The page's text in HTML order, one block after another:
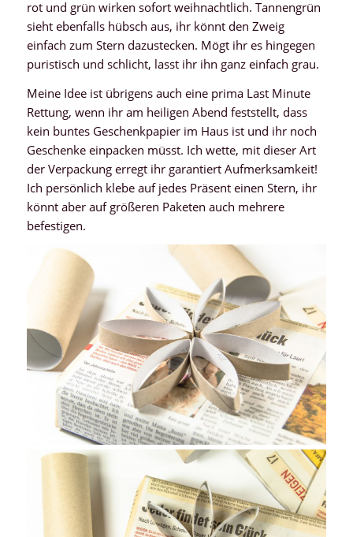
rot und grün wirken sofort weihnachtlich. Tannengrün
sieht ebenfalls hübsch aus, ihr könnt den Zweig
einfach zum Stern dazustecken. Mögt ihr es hingegen
puristisch und schlicht, lasst ihr ihn ganz einfach grau.
Meine Idee ist übrigens auch eine prima Last Minute
Rettung, wenn ihr am heiligen Abend feststellt, dass
kein buntes Geschenkpapier im Haus ist und ihr noch
Geschenke einpacken müsst. Ich wette, mit dieser Art
der Verpackung erregt ihr garantiert Aufmerksamkeit!
Ich persönlich klebe auf jedes Präsent einen Stern, ihr
könnt aber auf größeren Paketen auch mehrere
befestigen.